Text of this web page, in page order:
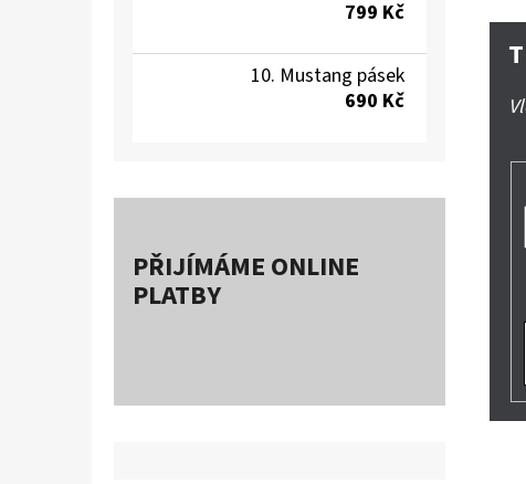
799 Kč
Mustang pásek
690 Kč
PŘIJÍMÁME ONLINE
PLATBY